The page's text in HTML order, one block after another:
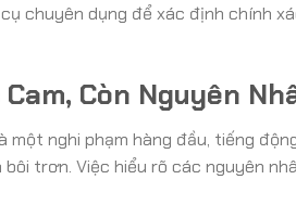
chuyên dụng để xác định chính
Còn Nguyên
một nghi phạm hàng đầu, tiếng
trơn. Việc hiểu rõ các nguyên